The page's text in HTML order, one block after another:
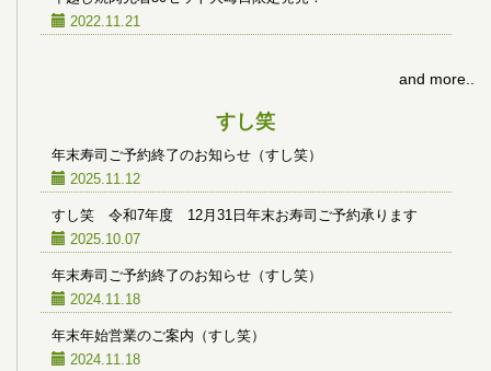
2022.11.21
and more..
すし笑
年末寿司ご予約終了のお知らせ（すし笑）
2025.11.12
すし笑 令和7年度 12月31日年末お寿司ご予約承ります
2025.10.07
年末寿司ご予約終了のお知らせ（すし笑）
2024.11.18
年末年始営業のご案内（すし笑）
2024.11.18